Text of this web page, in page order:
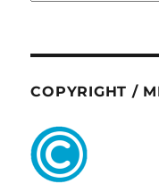
COPYRIGHT /